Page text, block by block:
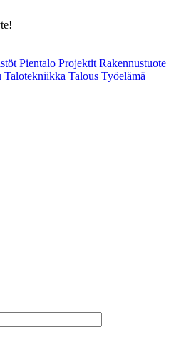
Pientalo Projektit Rakennustuote
Talotekniikka Talous Työelämä